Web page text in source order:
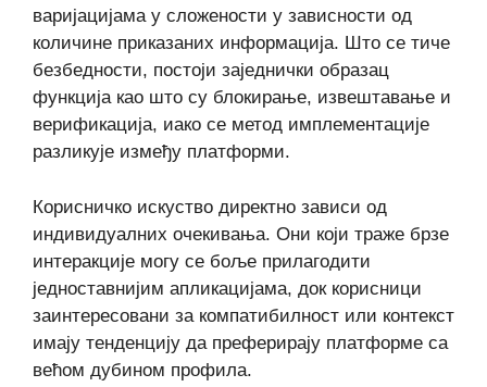
варијацијама у сложености у зависности од
количине приказаних информација. Што се тиче
безбедности, постоји заједнички образац
функција као што су блокирање, извештавање и
верификација, иако се метод имплементације
разликује између платформи.
Корисничко искуство директно зависи од
индивидуалних очекивања. Они који траже брзе
интеракције могу се боље прилагодити
једноставнијим апликацијама, док корисници
заинтересовани за компатибилност или контекст
имају тенденцију да преферирају платформе са
већом дубином профила.